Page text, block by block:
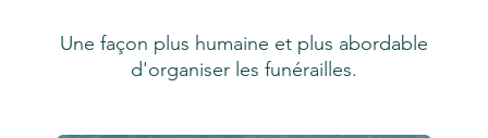
Une façon plus humaine et plus abordable
d'organiser les funérailles.